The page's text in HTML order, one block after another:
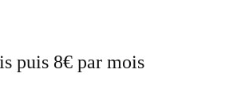
puis 8€ par mois